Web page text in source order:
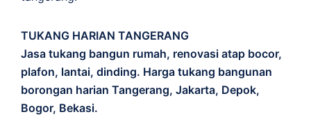
TUKANG HARIAN TANGERANG
Jasa tukang bangun rumah, renovasi atap bocor,
plafon, lantai, dinding. Harga tukang bangunan
borongan harian Tangerang, Jakarta, Depok,
Bogor, Bekasi.